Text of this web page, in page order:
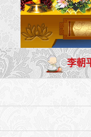
李朝